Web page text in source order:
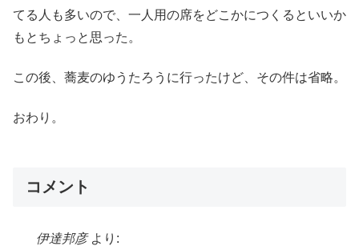
てる人も多いので、一人用の席をどこかにつくるといいか
もとちょっと思った。
この後、蕎麦のゆうたろうに行ったけど、その件は省略。
おわり。
コメント
伊達邦彦 より: